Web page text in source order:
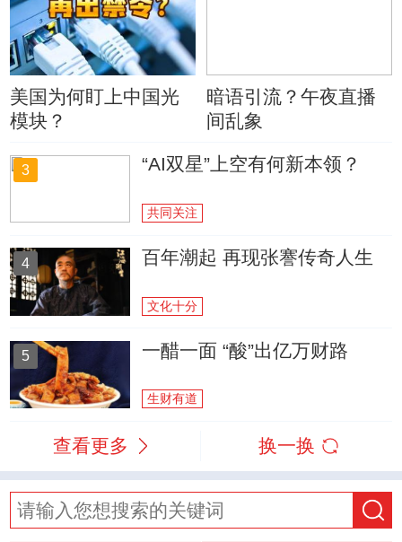
美国为何盯上中国光
模块？
暗语引流？午夜直播
间乱象
3 “AI双星”上空有何新本领？
共同关注
4 百年潮起 再现张謇传奇人生
文化十分
5 一醋一面 “酸”出亿万财路
生财有道
查看更多 换一换